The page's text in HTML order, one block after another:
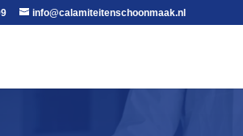
info@calamiteitenschoonmaak.nl